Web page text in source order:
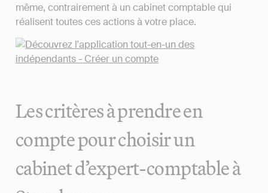
même, contrairement à un cabinet comptable qui
réalisent toutes ces actions à votre place.
Les critères à prendre en
compte pour choisir un
cabinet d’expert-comptable à